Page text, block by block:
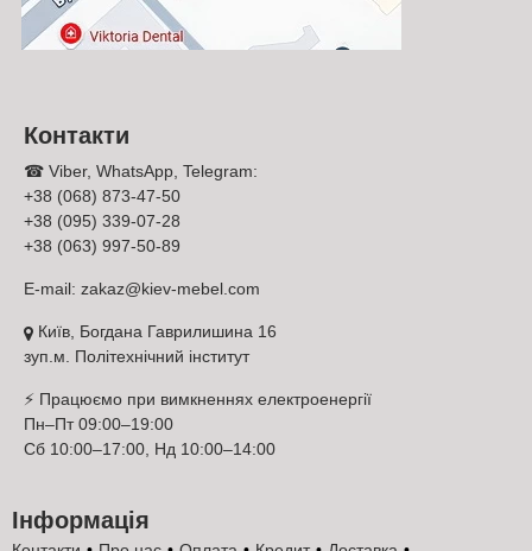
Контакти
☎ Viber, WhatsApp, Telegram:
+38 (068) 873-47-50
+38 (095) 339-07-28
+38 (063) 997-50-89
E-mail: zakaz@kiev-mebel.com
Київ, Богдана Гаврилишина 16
зуп.м. Політехнічний інститут
⚡ Працюємо при вимкненнях електроенергії
Пн–Пт 09:00–19:00
Сб 10:00–17:00, Нд 10:00–14:00
Інформація